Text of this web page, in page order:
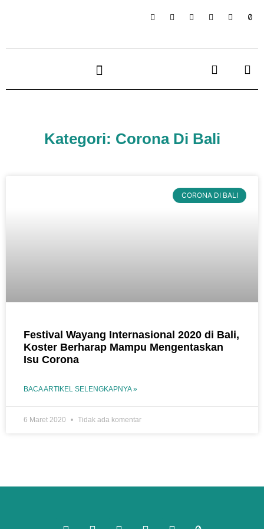
Kategori: Corona Di Bali
CORONA DI BALI
Festival Wayang Internasional 2020 di Bali,
Koster Berharap Mampu Mengentaskan
Isu Corona
BACA ARTIKEL SELENGKAPNYA »
6 Maret 2020 Tidak ada komentar